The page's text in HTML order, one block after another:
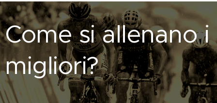
Come si allenano i
migliori?